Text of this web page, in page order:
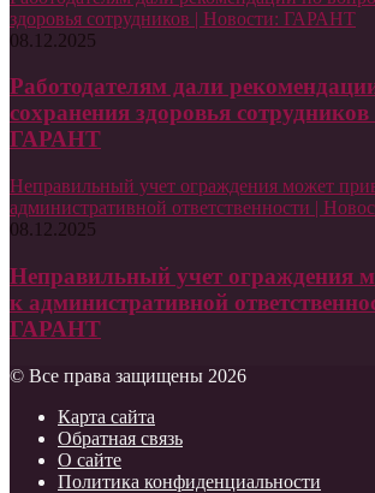
здоровья сотрудников | Новости: ГАРАНТ
08.12.2025
Работодателям дали
сохранения здоровья
ГАРАНТ
Неправильный учет ограждения может
административной ответственности |
08.12.2025
Неправильный учет ограждения
к административной
ГАРАНТ
© Все права защищены 2026
Карта сайта
Обратная связь
О сайте
Политика конфиденциальности